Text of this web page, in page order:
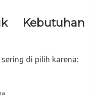
Kebutuhan
di pilih karena: